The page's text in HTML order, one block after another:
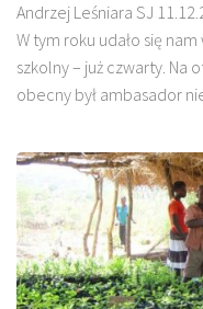
Andrzej Leśniara SJ
W tym roku udało się
szkolny – już czwarty. Na
obecny był ambasador